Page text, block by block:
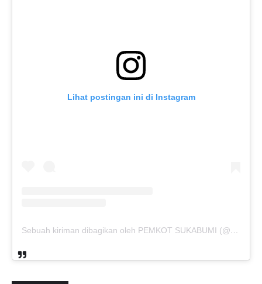
Lihat postingan ini di Instagram
Sebuah kiriman dibagikan oleh PEMKOT SUKABUMI (@pemkotsukabumi_)